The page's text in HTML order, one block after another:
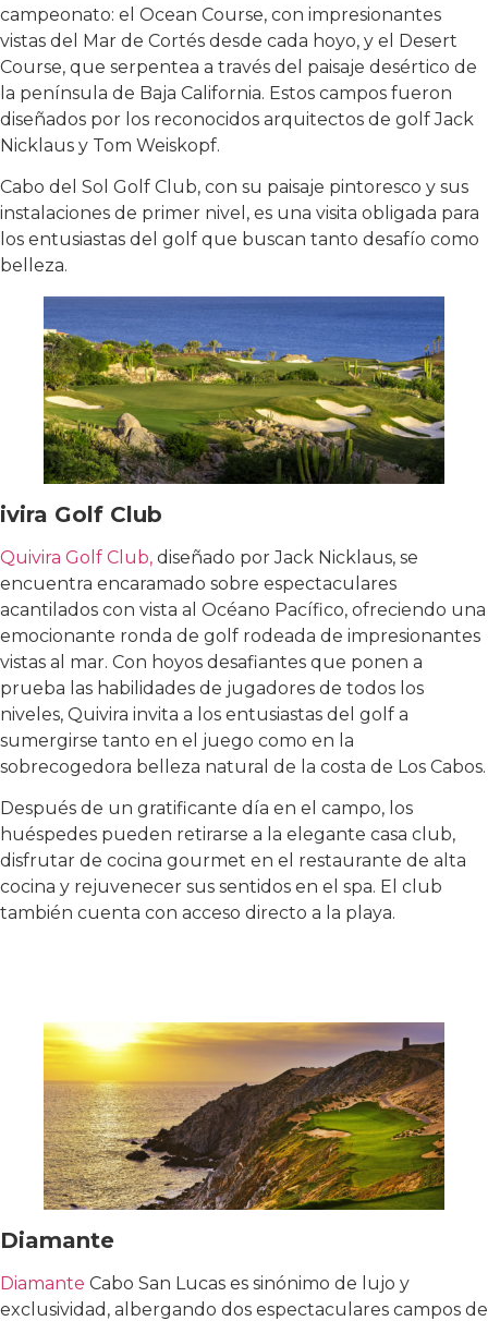
campeonato: el Ocean Course, con impresionantes
vistas del Mar de Cortés desde cada hoyo, y el Desert
Course, que serpentea a través del paisaje desértico de
la península de Baja California. Estos campos fueron
diseñados por los reconocidos arquitectos de golf Jack
Nicklaus y Tom Weiskopf.
Cabo del Sol Golf Club, con su paisaje pintoresco y sus
instalaciones de primer nivel, es una visita obligada para
los entusiastas del golf que buscan tanto desafío como
belleza.
ivira Golf Club
Quivira Golf Club, diseñado por Jack Nicklaus, se
encuentra encaramado sobre espectaculares
acantilados con vista al Océano Pacífico, ofreciendo una
emocionante ronda de golf rodeada de impresionantes
vistas al mar. Con hoyos desafiantes que ponen a
prueba las habilidades de jugadores de todos los
niveles, Quivira invita a los entusiastas del golf a
sumergirse tanto en el juego como en la
sobrecogedora belleza natural de la costa de Los Cabos.
Después de un gratificante día en el campo, los
huéspedes pueden retirarse a la elegante casa club,
disfrutar de cocina gourmet en el restaurante de alta
cocina y rejuvenecer sus sentidos en el spa. El club
también cuenta con acceso directo a la playa.
Diamante
Diamante Cabo San Lucas es sinónimo de lujo y
exclusividad, albergando dos espectaculares campos de